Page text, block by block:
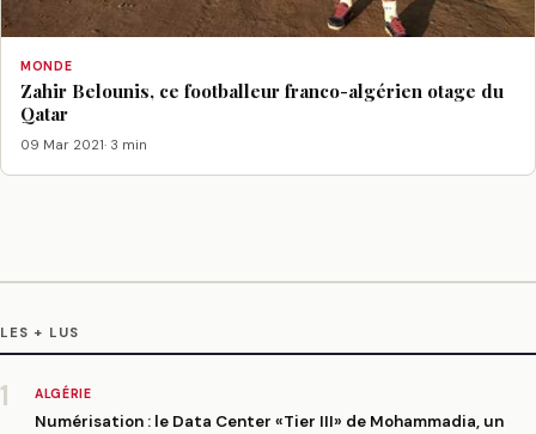
MONDE
Zahir Belounis, ce footballeur franco-algérien otage du
Qatar
09 Mar 2021· 3 min
LES + LUS
1 ALGÉRIE
Numérisation : le Data Center «Tier III» de Mohammadia, un